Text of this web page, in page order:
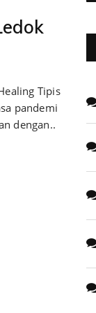
Tipis
pandemi
dengan..